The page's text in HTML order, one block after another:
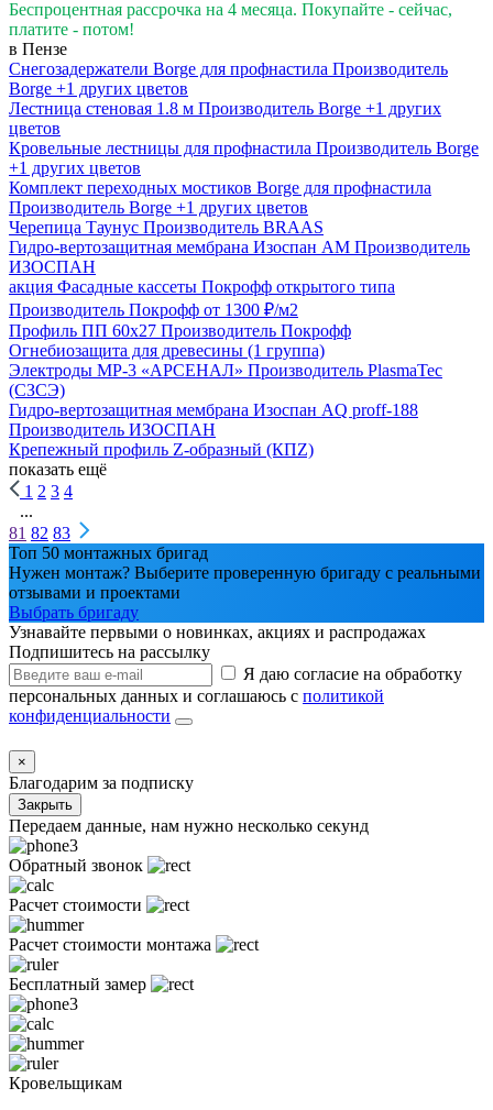
Беспроцентная рассрочка на 4 месяца. Покупайте - сейчас,
платите - потом!
в Пензе
Снегозадержатели Вorge для профнастила Производитель
Borge +1 других цветов
Лестница стеновая 1.8 м Производитель Borge +1 других
цветов
Кровельные лестницы для профнастила Производитель Borge
+1 других цветов
Комплект переходных мостиков Borge для профнастила
Производитель Borge +1 других цветов
Черепица Таунус Производитель BRAAS
Гидро-вертозащитная мембрана Изоспан AM Производитель
ИЗОСПАН
акция Фасадные кассеты Покрофф открытого типа
Производитель Покрофф от 1300 ₽/м2
Профиль ПП 60х27 Производитель Покрофф
Огнебиозащита для древесины (1 группа)
Электроды МР-3 «АРСЕНАЛ» Производитель PlasmaTec
(СЗСЭ)
Гидро-вертозащитная мембрана Изоспан AQ prоff-188
Производитель ИЗОСПАН
Крепежный профиль Z-образный (КПZ)
показать ещё
1 2 3 4
...
81 82 83
Топ 50 монтажных бригад
Нужен монтаж? Выберите проверенную бригаду с реальными
отзывами и проектами
Выбрать бригаду
Узнавайте первыми о новинках, акциях и распродажах
Подпишитесь на рассылку
Я даю согласие на обработку
персональных данных и соглашаюсь с политикой
конфиденциальности
×
Благодарим за подписку
Закрыть
Передаем данные, нам нужно несколько секунд
Обратный звонок
Расчет стоимости
Расчет стоимости монтажа
Бесплатный замер
Кровельщикам